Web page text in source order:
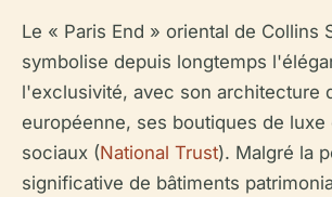
Le « Paris End » oriental de Collins
symbolise depuis longtemps
l'exclusivité, avec son architecture
européenne, ses boutiques de luxe
sociaux (National Trust). Malgré la
significative de bâtiments